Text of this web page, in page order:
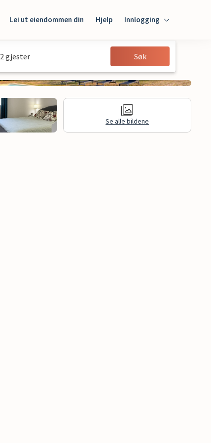
Lei ut eiendommen din Hjelp Innlogging
Innlogging
Gjest
2 gjester Søk
Se alle bildene